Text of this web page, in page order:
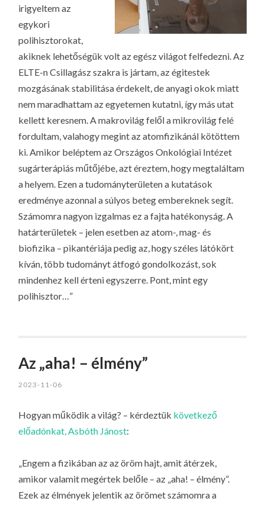
irigyeltem az
egykori
polihisztorokat,
akiknek lehetőségük volt az egész világot felfedezni. Az
ELTE-n Csillagász szakra is jártam, az égitestek
mozgásának stabilitása érdekelt, de anyagi okok miatt
nem maradhattam az egyetemen kutatni, így más utat
kellett keresnem. A makrovilág felől a mikrovilág felé
fordultam, valahogy megint az atomfizikánál kötöttem
ki. Amikor beléptem az Országos Onkológiai Intézet
sugárterápiás műtőjébe, azt éreztem, hogy megtaláltam
a helyem. Ezen a tudományterületen a kutatások
eredménye azonnal a súlyos beteg embereknek segít.
Számomra nagyon izgalmas ez a fajta hatékonyság. A
határterületek – jelen esetben az atom-, mag- és
biofizika – pikantériája pedig az, hogy széles látókört
kíván, több tudományt átfogó gondolkozást, sok
mindenhez kell érteni egyszerre. Pont, mint egy
polihisztor…”
Az „aha! – élmény”
2023-11-06
Hogyan működik a világ? – kérdeztük következő
előadónkat, Asbóth Jánost:
„Engem a fizikában az az öröm hajt, amit átérzek,
amikor valamit megértek belőle – az „aha! – élmény”.
Ezek az élmények jelentik az örömet számomra a